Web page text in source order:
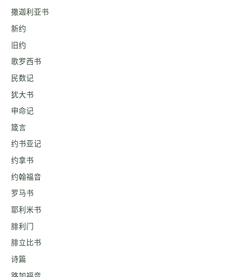
撒迦利亚书
新约
旧约
歌罗西书
民数记
犹大书
申命记
箴言
约书亚记
约拿书
约翰福音
罗马书
耶利米书
腓利门
腓立比书
诗篇